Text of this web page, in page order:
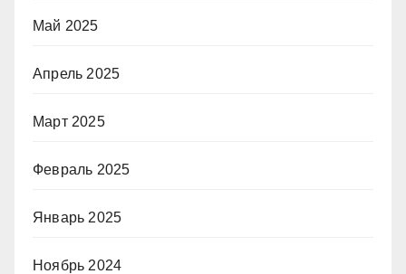
Май 2025
Апрель 2025
Март 2025
Февраль 2025
Январь 2025
Ноябрь 2024